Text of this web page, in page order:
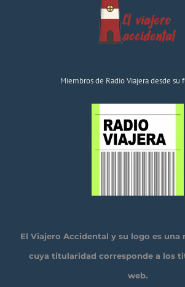
Miembros de Radio Viajera desde su
El Viajero Accidental y su logo es una
cuya titularidad corresponde a los
web.